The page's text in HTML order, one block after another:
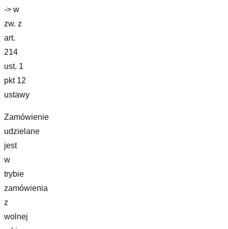
-> w
zw. z
art.
214
ust. 1
pkt 12
ustawy
Zamówienie
udzielane
jest
w
trybie
zamówienia
z
wolnej